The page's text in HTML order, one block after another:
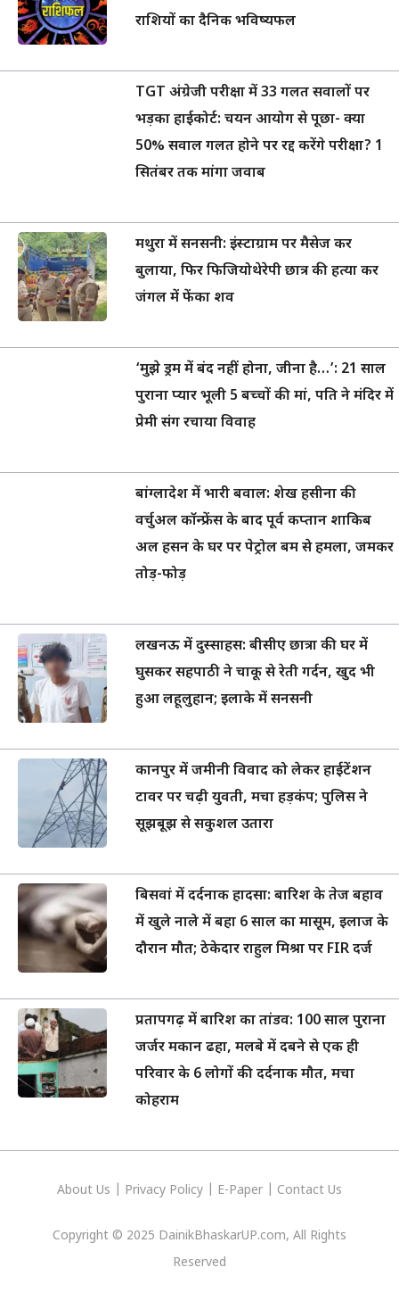
राशियों का दैनिक भविष्यफल
TGT अंग्रेजी परीक्षा में 33 गलत सवालों पर
भड़का हाईकोर्ट: चयन आयोग से पूछा- क्या
50% सवाल गलत होने पर रद्द करेंगे परीक्षा? 1
सितंबर तक मांगा जवाब
मथुरा में सनसनी: इंस्टाग्राम पर मैसेज कर
बुलाया, फिर फिजियोथेरेपी छात्र की हत्या कर
जंगल में फेंका शव
‘मुझे ड्रम में बंद नहीं होना, जीना है…’: 21 साल
पुराना प्यार भूली 5 बच्चों की मां, पति ने मंदिर में
प्रेमी संग रचाया विवाह
बांग्लादेश में भारी बवाल: शेख हसीना की
वर्चुअल कॉन्फ्रेंस के बाद पूर्व कप्तान शाकिब
अल हसन के घर पर पेट्रोल बम से हमला, जमकर
तोड़-फोड़
लखनऊ में दुस्साहस: बीसीए छात्रा की घर में
घुसकर सहपाठी ने चाकू से रेती गर्दन, खुद भी
हुआ लहूलुहान; इलाके में सनसनी
कानपुर में जमीनी विवाद को लेकर हाईटेंशन
टावर पर चढ़ी युवती, मचा हड़कंप; पुलिस ने
सूझबूझ से सकुशल उतारा
बिसवां में दर्दनाक हादसा: बारिश के तेज बहाव
में खुले नाले में बहा 6 साल का मासूम, इलाज के
दौरान मौत; ठेकेदार राहुल मिश्रा पर FIR दर्ज
प्रतापगढ़ में बारिश का तांडव: 100 साल पुराना
जर्जर मकान ढहा, मलबे में दबने से एक ही
परिवार के 6 लोगों की दर्दनाक मौत, मचा
कोहराम
About Us Privacy Policy E-Paper Contact Us
Copyright © 2025 DainikBhaskarUP.com, All Rights
Reserved